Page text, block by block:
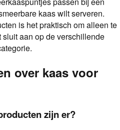
kaas wilt serveren.
is het praktisch om alleen te
aan op de verschillende
over kaas voor
zijn er?